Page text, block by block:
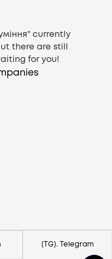
currently
there are still
for you!
(TG). Telegram